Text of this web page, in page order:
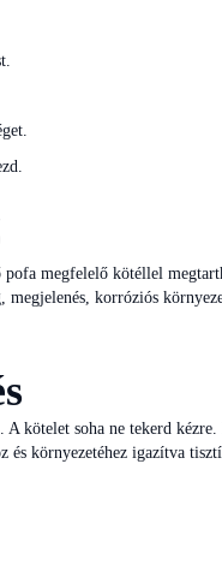
megfelelő kötéllel
korróziós
kötelet soha ne tekerd
környezetéhez igazítva